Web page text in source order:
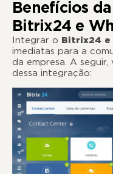
Benefícios
Bitrix24 e
Integrar o Bitrix24 e
imediatas para a
da empresa. A
dessa integração: